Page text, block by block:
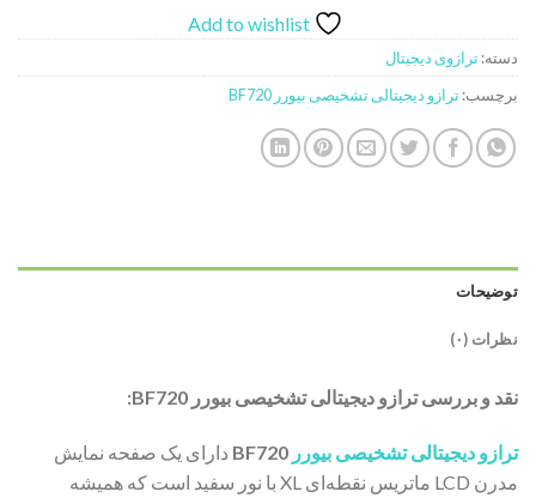
Add to wishlist
دسته:ترازوی دیجیتال
برچسب:ترازو دیجیتالی تشخیصی بیورر BF720
توضیحات
نظرات (۰)
نقد و بررسی ترازو دیجیتالی تشخیصی بیورر BF720:
ترازو دیجیتالی تشخیصی بیورر
دارای یک صفحه نمایش
مدرن LCD ماتریس نقطه‌ای XL با نور سفید است که همیشه